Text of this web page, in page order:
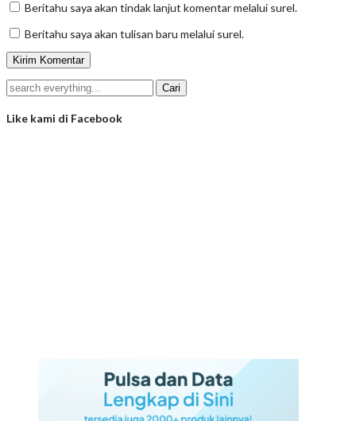
Beritahu saya akan tindak lanjut komentar melalui surel.
Beritahu saya akan tulisan baru melalui surel.
Like kami di Facebook